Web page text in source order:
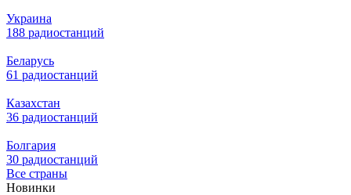
Украина
188 радиостанций
Беларусь
61 радиостанций
Казахстан
36 радиостанций
Болгария
30 радиостанций
Все страны
Новинки